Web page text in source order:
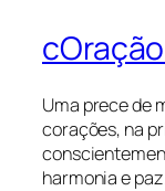
Uma prece de
corações, na
harmonia e